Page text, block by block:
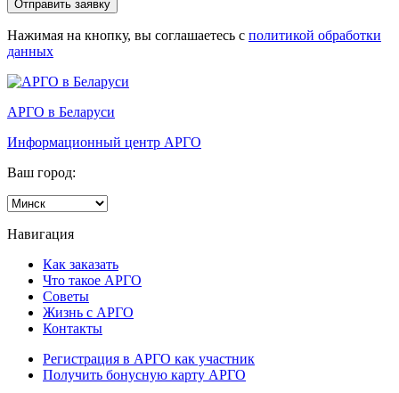
Нажимая на кнопку, вы соглашаетесь с политикой обработки
данных
АРГО в Беларуси
Информационный центр АРГО
Ваш город:
Навигация
Как заказать
Что такое АРГО
Советы
Жизнь с АРГО
Контакты
Регистрация в АРГО как участник
Получить бонусную карту АРГО